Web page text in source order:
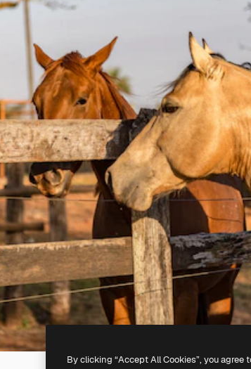
By clicking “Accept All Cookies”, you